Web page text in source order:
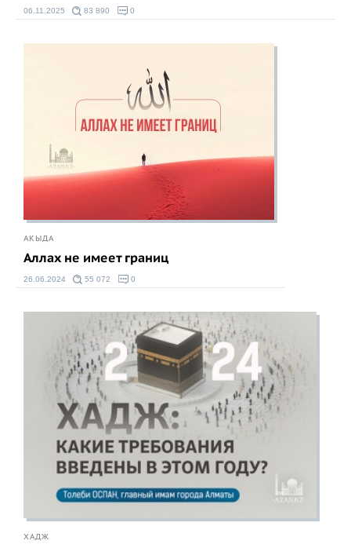
06.11.2025 83 890 0
АКЫДА
Аллах не имеет границ
26.06.2024 55 072 0
ХАДЖ